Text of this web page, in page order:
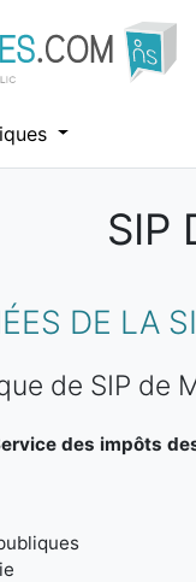
SIP
DE LA
de SIP de
des impôts